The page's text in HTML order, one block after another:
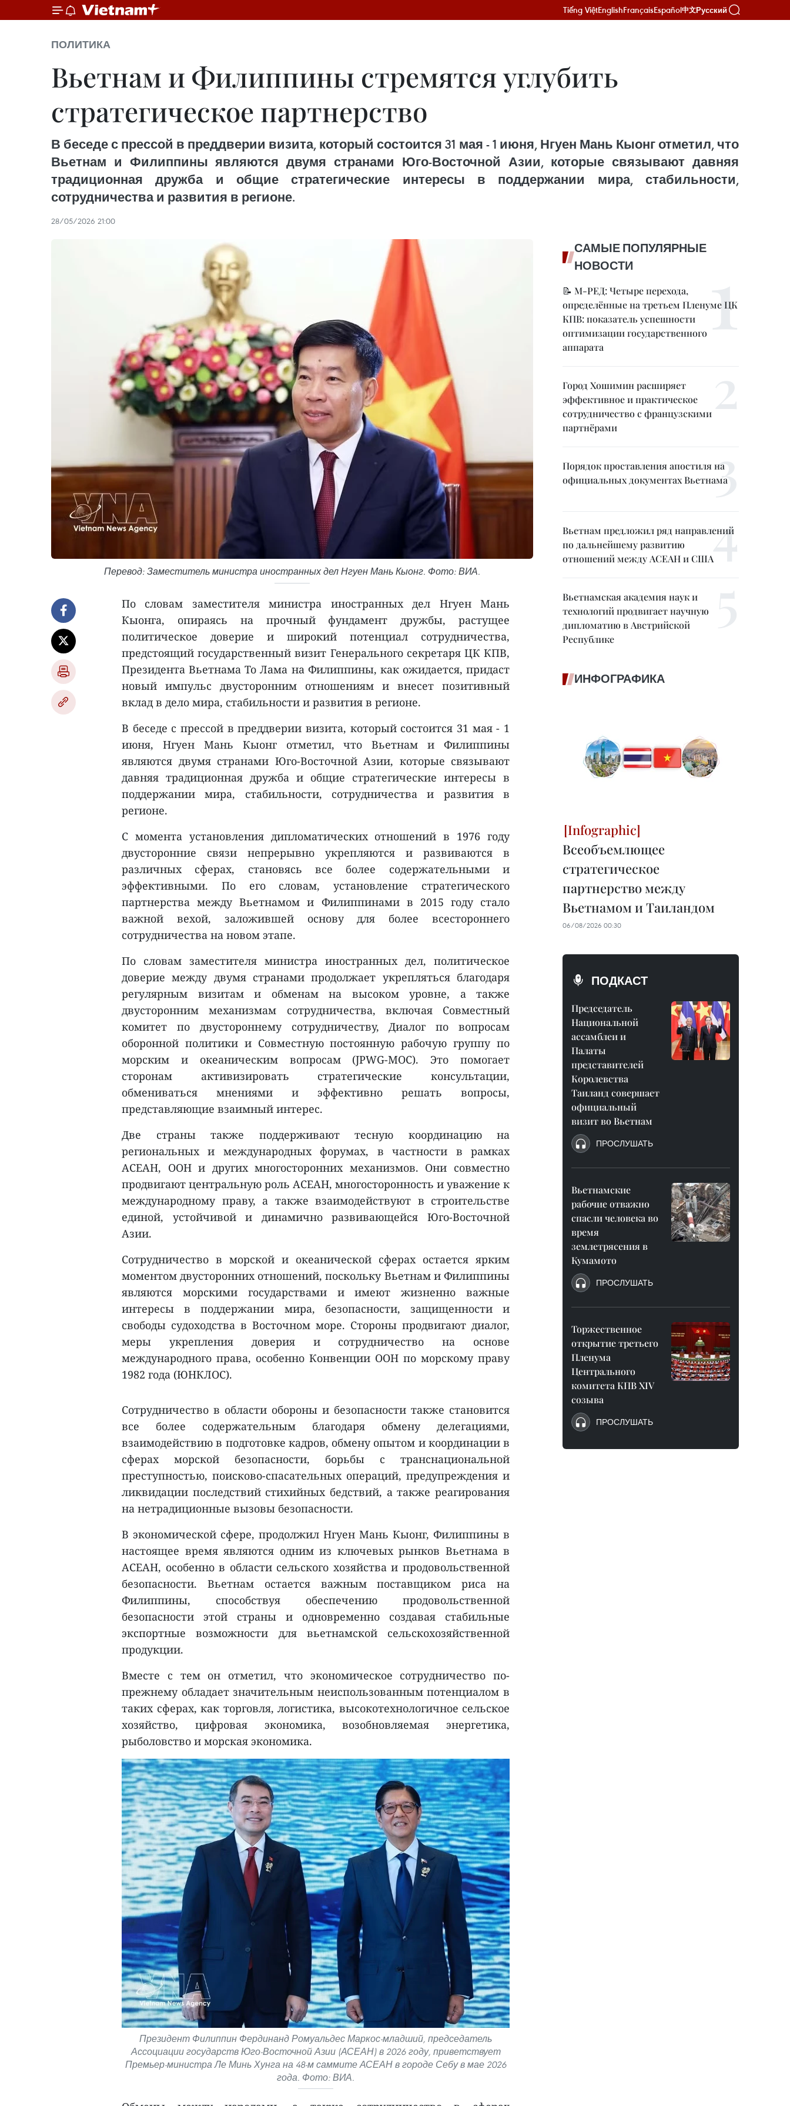
Tiếng ViệtEnglishFrançaisEspañol中文Русский
ПОЛИТИКА
Вьетнам и Филиппины стремятся углубить
стратегическое партнерство
В беседе с прессой в преддверии визита, который состоится 31 мая - 1 июня, Нгуен Мань Кыонг отметил, что
Вьетнам и Филиппины являются двумя странами Юго-Восточной Азии, которые связывают давняя
традиционная дружба и общие стратегические интересы в поддержании мира, стабильности,
сотрудничества и развития в регионе.
28/05/2026 21:00
Перевод: Заместитель министра иностранных дел Нгуен Мань Кыонг. Фото: ВИА.
По словам заместителя министра иностранных дел Нгуен Мань
Кыонга, опираясь на прочный фундамент дружбы, растущее
политическое доверие и широкий потенциал сотрудничества,
предстоящий государственный визит Генерального секретаря ЦК КПВ,
Президента Вьетнама То Лама на Филиппины, как ожидается, придаст
новый импульс двусторонним отношениям и внесет позитивный
вклад в дело мира, стабильности и развития в регионе.
В беседе с прессой в преддверии визита, который состоится 31 мая - 1
июня, Нгуен Мань Кыонг отметил, что Вьетнам и Филиппины
являются двумя странами Юго-Восточной Азии, которые связывают
давняя традиционная дружба и общие стратегические интересы в
поддержании мира, стабильности, сотрудничества и развития в
регионе.
С момента установления дипломатических отношений в 1976 году
двусторонние связи непрерывно укрепляются и развиваются в
различных сферах, становясь все более содержательными и
эффективными. По его словам, установление стратегического
партнерства между Вьетнамом и Филиппинами в 2015 году стало
важной вехой, заложившей основу для более всестороннего
сотрудничества на новом этапе.
По словам заместителя министра иностранных дел, политическое
доверие между двумя странами продолжает укрепляться благодаря
регулярным визитам и обменам на высоком уровне, а также
двусторонним механизмам сотрудничества, включая Совместный
комитет по двустороннему сотрудничеству, Диалог по вопросам
оборонной политики и Совместную постоянную рабочую группу по
морским и океаническим вопросам (JPWG-MOC). Это помогает
сторонам активизировать стратегические консультации,
обмениваться мнениями и эффективно решать вопросы,
представляющие взаимный интерес.
Две страны также поддерживают тесную координацию на
региональных и международных форумах, в частности в рамках
АСЕАН, ООН и других многосторонних механизмов. Они совместно
продвигают центральную роль АСЕАН, многосторонность и уважение к
международному праву, а также взаимодействуют в строительстве
единой, устойчивой и динамично развивающейся Юго-Восточной
Азии.
Сотрудничество в морской и океанической сферах остается ярким
моментом двусторонних отношений, поскольку Вьетнам и Филиппины
являются морскими государствами и имеют жизненно важные
интересы в поддержании мира, безопасности, защищенности и
свободы судоходства в Восточном море. Стороны продвигают диалог,
меры укрепления доверия и сотрудничество на основе
международного права, особенно Конвенции ООН по морскому праву
1982 года (ЮНКЛОС).
Сотрудничество в области обороны и безопасности также становится
все более содержательным благодаря обмену делегациями,
взаимодействию в подготовке кадров, обмену опытом и координации в
сферах морской безопасности, борьбы с транснациональной
преступностью, поисково-спасательных операций, предупреждения и
ликвидации последствий стихийных бедствий, а также реагирования
на нетрадиционные вызовы безопасности.
В экономической сфере, продолжил Нгуен Мань Кыонг, Филиппины в
настоящее время являются одним из ключевых рынков Вьетнама в
АСЕАН, особенно в области сельского хозяйства и продовольственной
безопасности. Вьетнам остается важным поставщиком риса на
Филиппины, способствуя обеспечению продовольственной
безопасности этой страны и одновременно создавая стабильные
экспортные возможности для вьетнамской сельскохозяйственной
продукции.
Вместе с тем он отметил, что экономическое сотрудничество по-
прежнему обладает значительным неиспользованным потенциалом в
таких сферах, как торговля, логистика, высокотехнологичное сельское
хозяйство, цифровая экономика, возобновляемая энергетика,
рыболовство и морская экономика.
Президент Филиппин Фердинанд Ромуальдес Маркос-младший, председатель
Ассоциации государств Юго-Восточной Азии (АСЕАН) в 2026 году, приветствует
Премьер-министра Ле Минь Хунга на 48-м саммите АСЕАН в городе Себу в мае 2026
года. Фото: ВИА.
САМЫЕ ПОПУЛЯРНЫЕ
НОВОСТИ
📝 М-РЕД: Четыре перехода,
определённые на третьем Пленуме ЦК
КПВ: показатель успешности
оптимизации государственного
аппарата
Город Хошимин расширяет
эффективное и практическое
сотрудничество с французскими
партнёрами
Порядок проставления апостиля на
официальных документах Вьетнама
Вьетнам предложил ряд направлений
по дальнейшему развитию
отношений между АСЕАН и США
Вьетнамская академия наук и
технологий продвигает научную
дипломатию в Австрийской
Республике
ИНФОГРАФИКА
Всеобъемлющее
стратегическое
партнерство между
Вьетнамом и Таиландом
06/08/2026 00:30
ПОДКАСТ
Председатель
Национальной
ассамблеи и
Палаты
представителей
Королевства
Таиланд совершает
официальный
визит во Вьетнам
ПРОСЛУШАТЬ
Вьетнамские
рабочие отважно
спасли человека во
время
землетрясения в
Кумамото
ПРОСЛУШАТЬ
Торжественное
открытие третьего
Пленума
Центрального
комитета КПВ XIV
созыва
ПРОСЛУШАТЬ